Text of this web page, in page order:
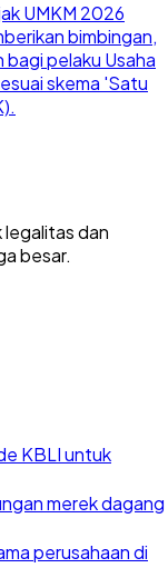
UMKM 2026
bimbingan,
pelaku Usaha
skema 'Satu
dan
besar.
KBLI untuk
merek dagang
perusahaan di